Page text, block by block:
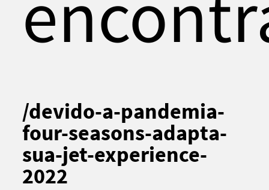
/devido-a-pandemia-
four-seasons-adapta-
sua-jet-experience-
2022